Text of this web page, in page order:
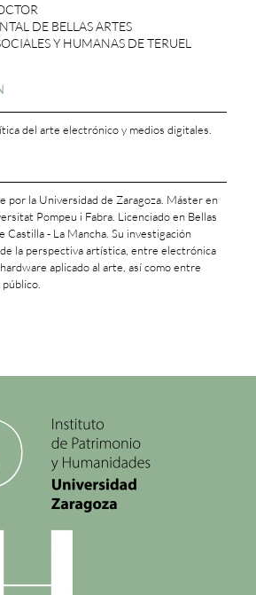
DE BELLAS ARTES
Y HUMANAS DE TERUEL
del arte electrónico y medios digitales.
por la Universidad de Zaragoza. Máster en
Pompeu i Fabra. Licenciado en Bellas
Castilla - La Mancha. Su investigación
la perspectiva artística, entre electrónica
aplicado al arte, así como entre